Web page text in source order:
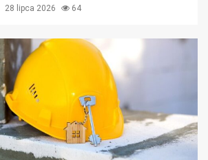
28 lipca 2026 64